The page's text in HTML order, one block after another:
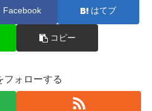
Facebook はてブ
コピー
フォローする